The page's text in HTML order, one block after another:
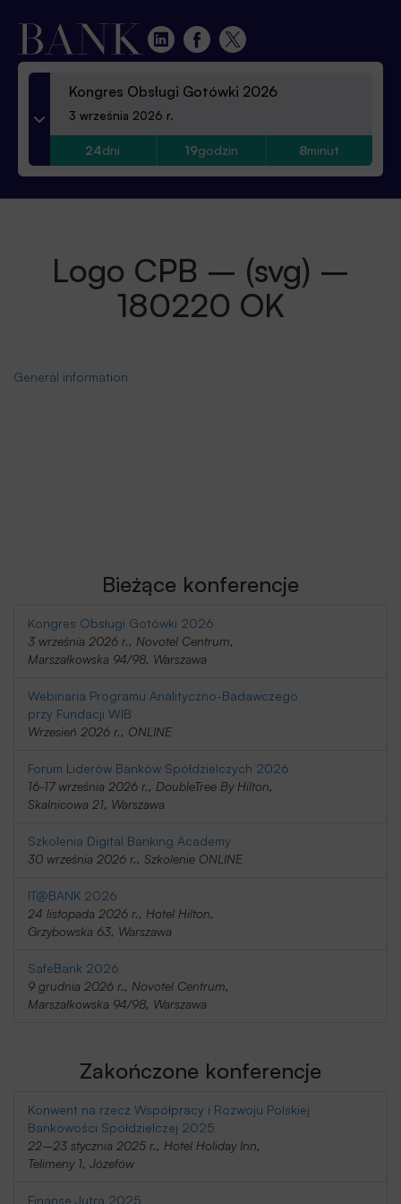
Kongres Obsługi Gotówki 2026
3 września 2026 r.
24dni 19godzin 8minut
Logo CPB – (svg) –
180220 OK
General information
Bieżące konferencje
Kongres Obsługi Gotówki 2026
3 września 2026 r., Novotel Centrum,
Marszałkowska 94/98, Warszawa
Webinaria Programu Analityczno-Badawczego
przy Fundacji WIB
Wrzesień 2026 r., ONLINE
Forum Liderów Banków Spółdzielczych 2026
16-17 września 2026 r., DoubleTree By Hilton,
Skalnicowa 21, Warszawa
Szkolenia Digital Banking Academy
30 września 2026 r., Szkolenie ONLINE
IT@BANK 2026
24 listopada 2026 r., Hotel Hilton,
Grzybowska 63, Warszawa
SafeBank 2026
9 grudnia 2026 r., Novotel Centrum,
Marszałkowska 94/98, Warszawa
Zakończone konferencje
Konwent na rzecz Współpracy i Rozwoju Polskiej
Bankowości Spółdzielczej 2025
22–23 stycznia 2025 r., Hotel Holiday Inn,
Telimeny 1, Józefów
Finanse Jutra 2025